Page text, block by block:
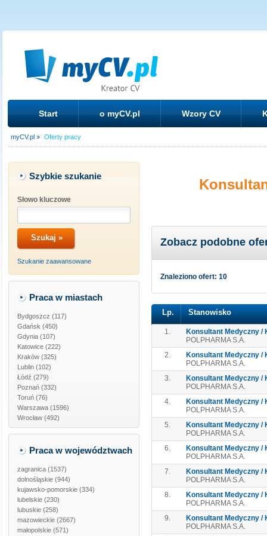
Start o myCV.pl Wzory CV
myCV.pl Oferty pracy
Szybkie szukanie
Słowo kluczowe
Szukanie zaawansowane
Praca w miastach
Bydgoszcz (117)
Gdańsk (450)
Gdynia (107)
Katowice (222)
Kraków (325)
Lublin (102)
Łódź (279)
Poznań (332)
Toruń (76)
Warszawa (1596)
Wrocław (492)
Praca w województwach
zagranica (1537)
dolnośląskie (944)
kujawsko-pomorskie (334)
lubelskie (230)
lubuskie (258)
mazowieckie (2667)
małopolskie (571)
Zobacz podobne
Znaleziono ofert: 10
Lp. Stanowisko
1.
Konsultant Medyczny /
POLPHARMA S.A.
2.
Konsultant Medyczny /
POLPHARMA S.A.
3.
Konsultant Medyczny /
POLPHARMA S.A.
4.
Konsultant Medyczny /
POLPHARMA S.A.
5.
Konsultant Medyczny /
POLPHARMA S.A.
6.
Konsultant Medyczny /
POLPHARMA S.A.
7.
Konsultant Medyczny /
POLPHARMA S.A.
8.
Konsultant Medyczny /
POLPHARMA S.A.
9.
Konsultant Medyczny /
POLPHARMA S.A.